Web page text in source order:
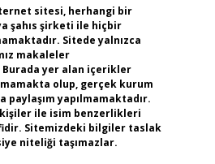
sitesi, herhangi bir
şahıs şirketi ile hiçbir
Sitede yalnızca
makaleler
Burada yer alan içerikler
olup, gerçek kurum
paylaşım yapılmamaktadır.
ile isim benzerlikleri
Sitemizdeki bilgiler taslak
niteliği taşımazlar.